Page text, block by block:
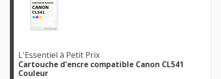
L'Essentiel à Petit Prix
Cartouche d'encre compatible Canon CL541
Couleur